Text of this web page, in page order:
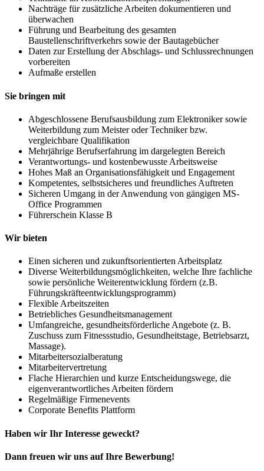
Nachträge für zusätzliche Arbeiten dokumentieren und
überwachen
Führung und Bearbeitung des gesamten
Baustellenschriftverkehrs sowie der Bautagebücher
Daten zur Erstellung der Abschlags- und Schlussrechnungen
vorbereiten
Aufmaße erstellen
Sie bringen mit
Abgeschlossene Berufsausbildung zum Elektroniker sowie
Weiterbildung zum Meister oder Techniker bzw.
vergleichbare Qualifikation
Mehrjährige Berufserfahrung im dargelegten Bereich
Verantwortungs- und kostenbewusste Arbeitsweise
Hohes Maß an Organisationsfähigkeit und Engagement
Kompetentes, selbstsicheres und freundliches Auftreten
Sicheren Umgang in der Anwendung von gängigen MS-
Office Programmen
Führerschein Klasse B
Wir bieten
Einen sicheren und zukunftsorientierten Arbeitsplatz
Diverse Weiterbildungsmöglichkeiten, welche Ihre fachliche
sowie persönliche Weiterentwicklung fördern (z.B.
Führungskräfteentwicklungsprogramm)
Flexible Arbeitszeiten
Betriebliches Gesundheitsmanagement
Umfangreiche, gesundheitsförderliche Angebote (z. B.
Zuschuss zum Fitnessstudio, Gesundheitstage, Betriebsarzt,
Massage).
Mitarbeitersozialberatung
Mitarbeitervertretung
Flache Hierarchien und kurze Entscheidungswege, die
eigenverantwortliches Arbeiten fördern
Regelmäßige Firmenevents
Corporate Benefits Plattform
Haben wir Ihr Interesse geweckt?
Dann freuen wir uns auf Ihre Bewerbung!